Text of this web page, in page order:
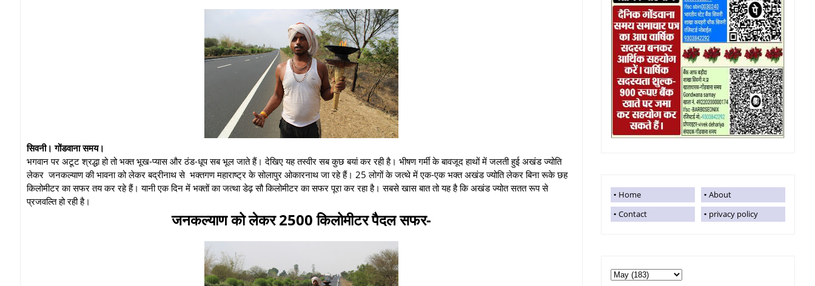
सिवनी। गोंडवाना समय।
भगवान पर अटूट श्रद्धा हो तो भक्त भूख-प्यास और ठंड-धूप सब भूल जाते हैं। देखिए यह तस्वीर सब कुछ बयां कर रही है। भीषण गर्मी के बावजूद हाथों में जलती हुई अखंड ज्योति
लेकर जनकल्याण की भावना को लेकर बद्रीनाथ से भक्तगण महाराष्ट्र के सोलापुर ओकारनाथ जा रहे हैं। 25 लोगों के जत्थे में एक-एक भक्त अखंड ज्योति लेकर बिना रूके छह
किलोमीटर का सफर तय कर रहे हैं। यानी एक दिन में भक्तों का जत्था डेढ़ सौ किलोमीटर का सफर पूरा कर रहा है। सबसे खास बात तो यह है कि अखंड ज्योत सतत रूप से
प्रजवल्ति हो रही है।
जनकल्याण को लेकर 2500 किलोमीटर पैदल सफर-
Home
About
Contact
privacy policy